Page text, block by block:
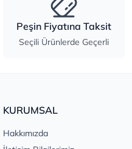
Peşin Fiyatına Taksit
Seçili Ürünlerde Geçerli
KURUMSAL
Hakkımızda